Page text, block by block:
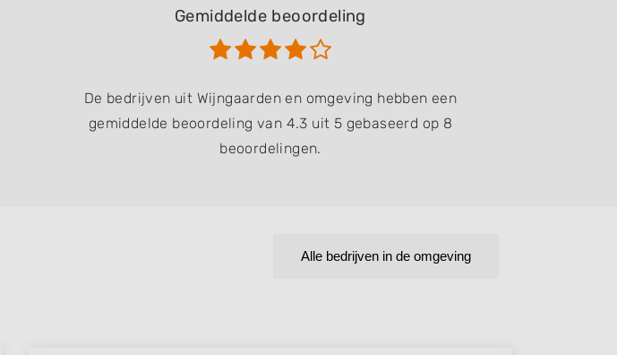
Gemiddelde beoordeling
De bedrijven uit Wijngaarden en omgeving hebben een
gemiddelde beoordeling van 4.3 uit 5 gebaseerd op 8
beoordelingen.
Alle bedrijven in de omgeving